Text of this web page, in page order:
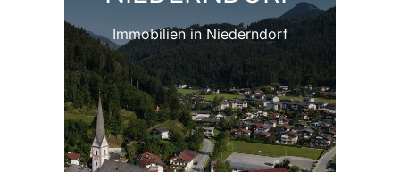
Immobilien in Niederndorf